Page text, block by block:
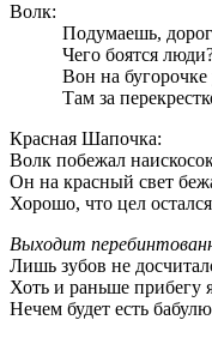
Волк:
Подумаешь,
Чего боятся люди?
Вон на бугорочке
Там за
Красная Шапочка:
Волк побежал
Он на красный свет
Хорошо, что цел
Выходит
Лишь зубов не
Хоть и раньше прибегу
Нечем будет есть